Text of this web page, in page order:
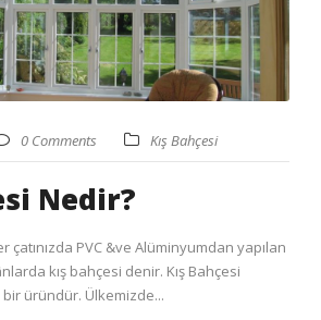
0 Comments Kış Bahçesi
Nedir?
PVC &ve Alüminyumdan yapılan
kış bahçesi denir. Kış Bahçesi
bir üründür. Ülkemizde...